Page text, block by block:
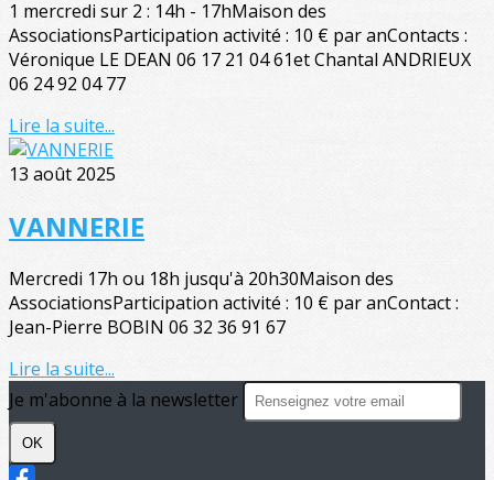
1 mercredi sur 2 : 14h - 17hMaison des
AssociationsParticipation activité : 10 € par anContacts :
Véronique LE DEAN 06 17 21 04 61et Chantal ANDRIEUX
06 24 92 04 77
Lire la suite...
13 août 2025
VANNERIE
Mercredi 17h ou 18h jusqu'à 20h30Maison des
AssociationsParticipation activité : 10 € par anContact :
Jean-Pierre BOBIN 06 32 36 91 67
Lire la suite...
Je m'abonne à la newsletter
OK